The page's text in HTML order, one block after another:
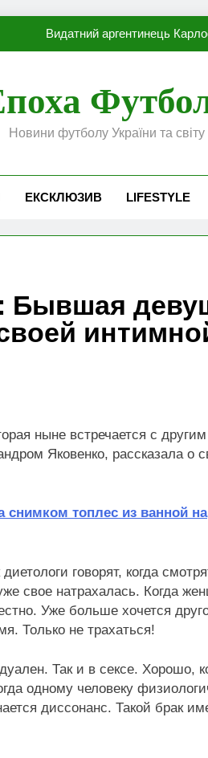
Видатний аргентинець
ПСЖ близький до
Караваєв назвав гравця
Видатний аргентинець
Новини футболу України та світу
ЕКСКЛЮЗИВ LIFESTYLE
Бывшая
ныне встречается с
Яковенко, рассказала о
снимком топлес из ванной на
говорят, когда
свое натрахалась. Когда
Уже больше хочется
Только не трахаться!
Так и в сексе. Хорошо,
одному человеку
диссонанс. Такой брак